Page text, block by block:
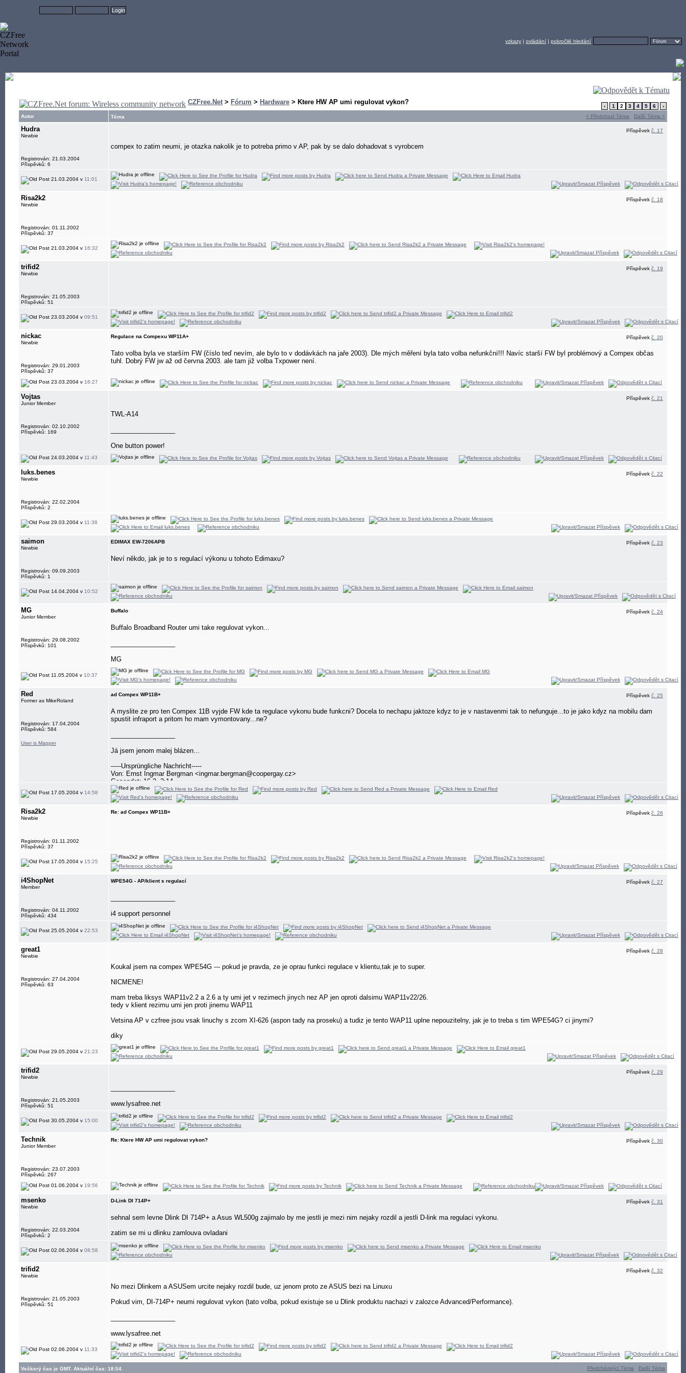
vzkazy | ovládání | pokročilé hledání
CZFree.Net > Fórum > Hardware > Ktere HW AP umi regulovat vykon?
‹ 1 2 3 4 5 6
›
Autor
Téma < Předchozí Téma Další Téma >
Hudra
Newbie
Registrován: 21.03.2004
Příspěvků: 6
Příspěvek č. 17
compex to zatim neumi, je otazka nakolik je to potreba primo v AP, pak by se dalo dohadovat s vyrobcem
21.03.2004 v 11:01
Risa2k2
Newbie
Registrován: 01.11.2002
Příspěvků: 37
Příspěvek č. 18
21.03.2004 v 16:32
trifid2
Newbie
Registrován: 21.05.2003
Příspěvků: 51
Příspěvek č. 19
23.03.2004 v 09:51
nickac
Newbie
Registrován: 29.01.2003
Příspěvků: 37
Regulace na Compexu WP11A+ Příspěvek č. 20
Tato volba byla ve starším FW (číslo teď nevím, ale bylo to v dodávkách na jaře 2003). Dle mých měření byla tato volba nefunkční!!! Navíc starší FW byl problémový a Compex občas
tuhl. Dobrý FW jw až od června 2003. ale tam již volba Txpower není.
23.03.2004 v 16:27
Vojtas
Junior Member
Registrován: 02.10.2002
Příspěvků: 169
Příspěvek č. 21
TWL-A14
One button power!
24.03.2004 v 11:43
luks.benes
Newbie
Registrován: 22.02.2004
Příspěvků: 2
Příspěvek č. 22
29.03.2004 v 11:38
saimon
Newbie
Registrován: 09.09.2003
Příspěvků: 1
EDIMAX EW-7206APB Příspěvek č. 23
Neví někdo, jak je to s regulací výkonu u tohoto Edimaxu?
14.04.2004 v 10:52
MG
Junior Member
Registrován: 29.08.2002
Příspěvků: 101
Buffalo Příspěvek č. 24
Buffalo Broadband Router umi take regulovat vykon...
MG
11.05.2004 v 10:37
Red
Former as MikeRoland
Registrován: 17.04.2004
Příspěvků: 584
User is Mapper
ad Compex WP11B+ Příspěvek č. 25
A myslite ze pro ten Compex 11B vyjde FW kde ta regulace vykonu bude funkcni? Docela to nechapu jaktoze kdyz to je v nastavenmi tak to nefunguje...to je jako kdyz na mobilu dam
spustit infraport a pritom ho mam vymontovany...ne?
Já jsem jenom malej blázen...
-----Ursprüngliche Nachricht-----
Von: Ernst Ingmar Bergman <ingmar.bergman@coopergay.cz>
Gesendet: 16-2, 2:14
17.05.2004 v 14:58
Risa2k2
Newbie
Registrován: 01.11.2002
Příspěvků: 37
Re: ad Compex WP11B+ Příspěvek č. 26
17.05.2004 v 15:25
i4ShopNet
Member
Registrován: 04.11.2002
Příspěvků: 434
WPE54G - AP/klient s regulací Příspěvek č. 27
i4 support personnel
25.05.2004 v 22:53
great1
Newbie
Registrován: 27.04.2004
Příspěvků: 63
Příspěvek č. 28
Koukal jsem na compex WPE54G --- pokud je pravda, ze je oprau funkci regulace v klientu,tak je to super.
NICMENE!
mam treba liksys WAP11v2.2 a 2.6 a ty umi jet v rezimech jinych nez AP jen oproti dalsimu WAP11v22/26.
tedy v klient rezimu umi jen proti jinemu WAP11
Vetsina AP v czfree jsou vsak linuchy s zcom XI-626 (aspon tady na proseku) a tudiz je tento WAP11 uplne nepouzitelny, jak je to treba s tim WPE54G? ci jinymi?
diky
29.05.2004 v 21:23
trifid2
Newbie
Registrován: 21.05.2003
Příspěvků: 51
Příspěvek č. 29
www.lysafree.net
30.05.2004 v 15:00
Technik
Junior Member
Registrován: 23.07.2003
Příspěvků: 267
Re: Ktere HW AP umi regulovat vykon? Příspěvek č. 30
01.06.2004 v 19:56
msenko
Newbie
Registrován: 22.03.2004
Příspěvků: 2
D-Link DI 714P+ Příspěvek č. 31
sehnal sem levne Dlink DI 714P+ a Asus WL500g zajimalo by me jestli je mezi nim nejaky rozdil a jestli D-link ma regulaci vykonu.
zatim se mi u dlinku zamlouva ovladani
02.06.2004 v 08:58
trifid2
Newbie
Registrován: 21.05.2003
Příspěvků: 51
Příspěvek č. 32
No mezi Dlinkem a ASUSem urcite nejaky rozdil bude, uz jenom proto ze ASUS bezi na Linuxu
Pokud vim, DI-714P+ neumi regulovat vykon (tato volba, pokud existuje se u Dlink produktu nachazi v zalozce Advanced/Performance).
www.lysafree.net
02.06.2004 v 11:33
Veškerý čas je GMT. Aktuální čas: 18:54. Předcházející Téma Další Téma